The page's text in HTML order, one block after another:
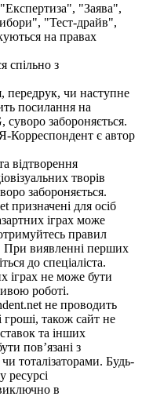
"Заява",
"Тест-драйв",
на правах
спільно з
передрук, чи наступне
посилання на
забороняється.
Корреспондент є автор
відтворення
творів
забороняється.
призначені для осіб
іграх може
правил
При виявленні перших
до спеціаліста.
іграх не може бути
роботі.
не проводить
гроші, також сайт не
та інших
пов’язані з
тоталізаторами. Будь-
ресурсі
в